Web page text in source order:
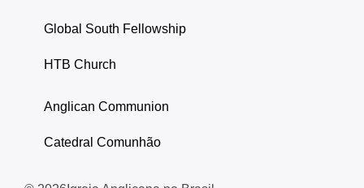
Global South Fellowship
HTB Church
Anglican Communion
Catedral Comunhão